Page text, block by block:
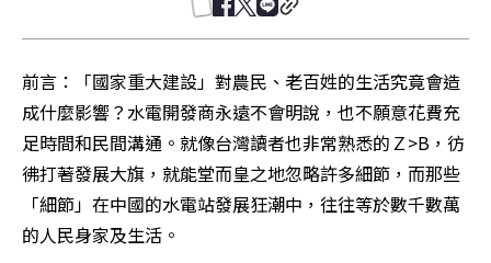
前言：「國家重大建設」對農民、老百姓的生活究竟會造
成什麼影響？水電開發商永遠不會明說，也不願意花費充
足時間和民間溝通。就像台灣讀者也非常熟悉的Ｚ>B，彷
彿打著發展大旗，就能堂而皇之地忽略許多細節，而那些
「細節」在中國的水電站發展狂潮中，往往等於數千數萬
的人民身家及生活。